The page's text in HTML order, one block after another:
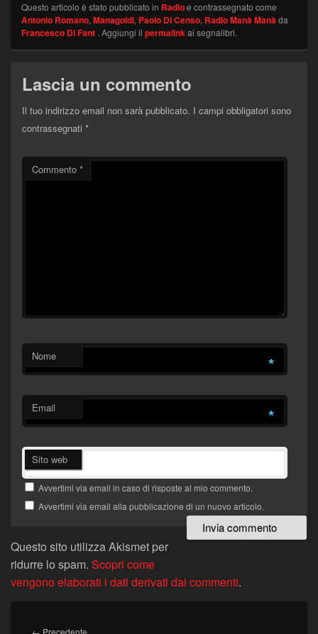
Questo articolo è stato pubblicato in Radioe contrassegnato come
Antonio Romano, Managoldi, Paolo Di Censo, Radio Manà Manàda
Francesco Di Fant . Aggiungi il permalinkai segnalibri.
Lascia un commento
Il tuo indirizzo email non sarà pubblicato. I campi obbligatori sono
contrassegnati *
Commento *
Nome *
Email *
Sito web
Avvertimi via email in caso di risposte al mio commento.
Avvertimi via email alla pubblicazione di un nuovo articolo.
Questo sito utilizza Akismet per
ridurre lo spam. Scopri come
vengono elaborati i dati derivati dai commenti.
← Precedente